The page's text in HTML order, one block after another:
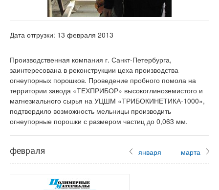
Дата отгрузки: 13 февраля 2013
Производственная компания г. Санкт-Петербурга,
заинтересована в реконструкции цеха производства
огнеупорных порошков. Проведение пробного помола на
территории завода «ТЕХПРИБОР» высокоглиноземистого и
магнезиального сырья на УЦШМ «ТРИБОКИНЕТИКА-1000»,
подтвердило возможность мельницы производить
огнеупорные порошки с размером частиц до 0,063 мм.
января марта
февраля